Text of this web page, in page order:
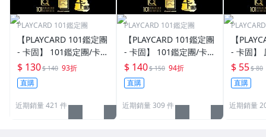
PLAYCARD 101鑑定團
【PLAYCARD 101鑑定團
- 卡固】 101鑑定團/卡固
原廠原裝 一般卡夾 / 塑
膠殼 尺寸：35pt
$ 130$ 140 93折
直購
近期銷量 421 件
PLAYCARD 101鑑定團
【PLAYCARD 101鑑定團
- 卡固】 101鑑定團/卡固
原廠原裝 一般卡夾 / 塑
膠殼 尺寸：55pt
$ 140$ 150 94折
直購
近期銷量 309 件
【
- 卡固】
卡夾 /
pt /
$ 55$ 80
直購
近期銷量